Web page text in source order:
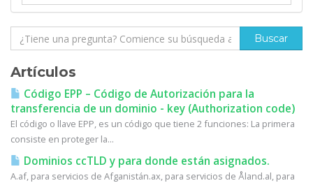
Artículos
Código EPP – Código de Autorización para la
transferencia de un dominio - key (Authorization code)
El código o llave EPP, es un código que tiene 2 funciones: La primera
consiste en proteger la...
Dominios ccTLD y para donde están asignados.
A.af, para servicios de Afganistán.ax, para servicios de Åland.al, para